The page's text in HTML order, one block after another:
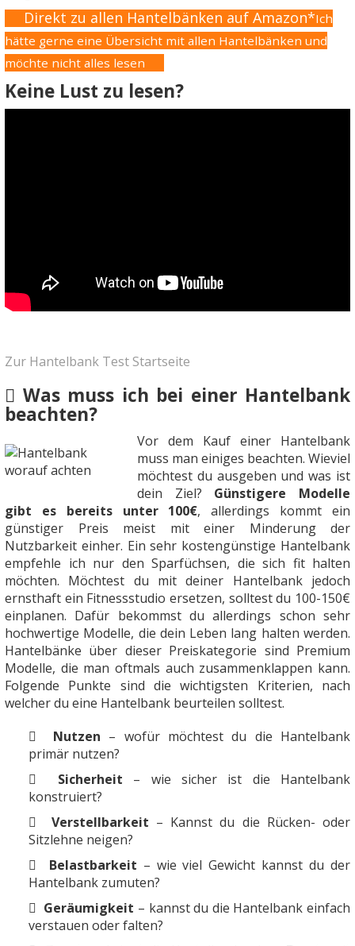
Direkt zu allen Hantelbänken auf Amazon*Ich
hätte gerne eine Übersicht mit allen Hantelbänken und
möchte nicht alles lesen
Keine Lust zu lesen?
Zur Hantelbank Test Startseite
Was muss ich bei einer Hantelbank
beachten?
Vor dem Kauf einer Hantelbank
muss man einiges beachten. Wieviel
möchtest du ausgeben und was ist
dein Ziel? Günstigere Modelle
gibt es bereits unter 100€, allerdings kommt ein
günstiger Preis meist mit einer Minderung der
Nutzbarkeit einher. Ein sehr kostengünstige Hantelbank
empfehle ich nur den Sparfüchsen, die sich fit halten
möchten. Möchtest du mit deiner Hantelbank jedoch
ernsthaft ein Fitnessstudio ersetzen, solltest du 100-150€
einplanen. Dafür bekommst du allerdings schon sehr
hochwertige Modelle, die dein Leben lang halten werden.
Hantelbänke über dieser Preiskategorie sind Premium
Modelle, die man oftmals auch zusammenklappen kann.
Folgende Punkte sind die wichtigsten Kriterien, nach
welcher du eine Hantelbank beurteilen solltest.
Nutzen – wofür möchtest du die Hantelbank
primär nutzen?
Sicherheit – wie sicher ist die Hantelbank
konstruiert?
Verstellbarkeit – Kannst du die Rücken- oder
Sitzlehne neigen?
Belastbarkeit – wie viel Gewicht kannst du der
Hantelbank zumuten?
Geräumigkeit – kannst du die Hantelbank einfach
verstauen oder falten?